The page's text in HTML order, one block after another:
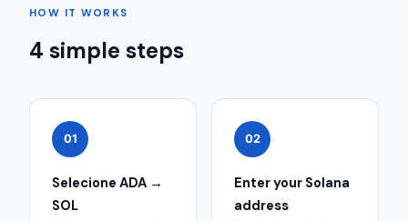
HOW IT WORKS
4 simple steps
01
Selecione ADA →
SOL
02
Enter your Solana
address